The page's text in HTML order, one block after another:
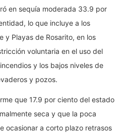
en sequía moderada 33.9 por
lo que incluye a los
y Playas de Rosarito, en los
voluntaria en el uso del
y los bajos niveles de
y pozos.
que 17.9 por ciento del estado
seca y que la poca
ocasionar a corto plazo retrasos